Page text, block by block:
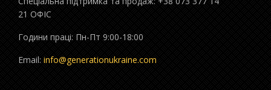
21 ОФІС
Години праці: Пн-Пт 9:00-18:00
Email: info@generationukraine.com